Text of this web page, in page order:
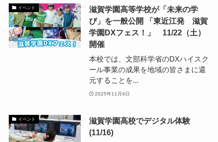
イベント
滋賀学園高等学校が「未来の学
び」を一般公開 「東近江発 滋賀
学園DXフェス！」 11/22（土）
開催
本校では、文部科学省のDXハイスク
ール事業の成果を地域の皆さまに還
元することを...
2025年11月4日
イベント
滋賀学園高校でデジタル体験
(11/16)